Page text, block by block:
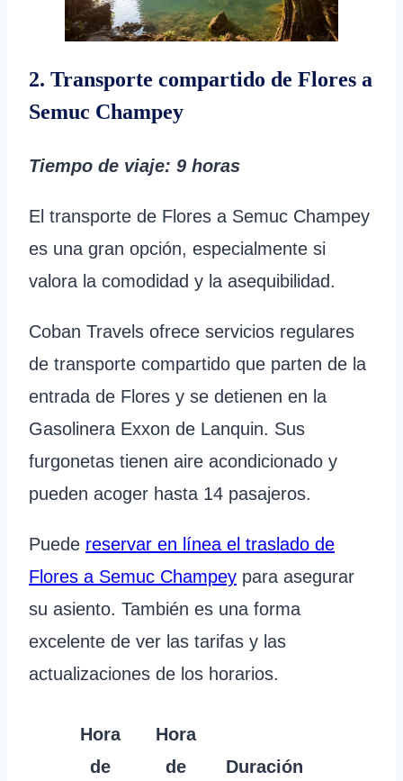
2. Transporte compartido de Flores a
Semuc Champey
Tiempo de viaje: 9 horas
El transporte de Flores a Semuc Champey
es una gran opción, especialmente si
valora la comodidad y la asequibilidad.
Coban Travels ofrece servicios regulares
de transporte compartido que parten de la
entrada de Flores y se detienen en la
Gasolinera Exxon de Lanquin. Sus
furgonetas tienen aire acondicionado y
pueden acoger hasta 14 pasajeros.
Puede reservar en línea el traslado de
Flores a Semuc Champey para asegurar
su asiento. También es una forma
excelente de ver las tarifas y las
actualizaciones de los horarios.
Hora
de
Hora
de
Duración